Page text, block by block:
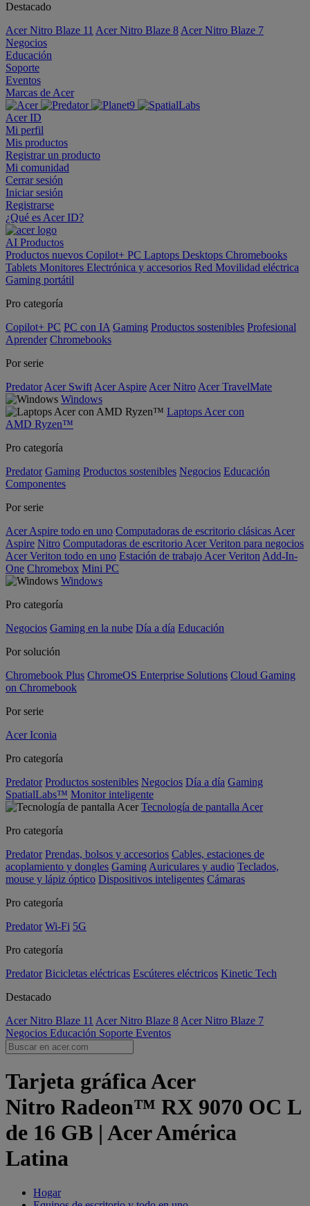
Destacado
Acer Nitro Blaze 11 Acer Nitro Blaze 8 Acer Nitro Blaze 7
Negocios
Educación
Soporte
Eventos
Marcas de Acer
Acer ID
Mi perfil
Mis productos
Registrar un producto
Mi comunidad
Cerrar sesión
Iniciar sesión
Registrarse
¿Qué es Acer ID?
AI Productos
Productos nuevos Copilot+ PC Laptops Desktops Chromebooks
Tablets Monitores Electrónica y accesorios Red Movilidad eléctrica
Gaming portátil
Pro categoría
Copilot+ PC PC con IA Gaming Productos sostenibles Profesional
Aprender Chromebooks
Por serie
Predator Acer Swift Acer Aspire Acer Nitro Acer TravelMate
Windows
Laptops Acer con
AMD Ryzen™
Pro categoría
Predator Gaming Productos sostenibles Negocios Educación
Componentes
Por serie
Acer Aspire todo en uno Computadoras de escritorio clásicas Acer
Aspire Nitro Computadoras de escritorio Acer Veriton para negocios
Acer Veriton todo en uno Estación de trabajo Acer Veriton Add-In-
One Chromebox Mini PC
Windows
Pro categoría
Negocios Gaming en la nube Día a día Educación
Por solución
Chromebook Plus ChromeOS Enterprise Solutions Cloud Gaming
on Chromebook
Por serie
Acer Iconia
Pro categoría
Predator Productos sostenibles Negocios Día a día Gaming
SpatialLabs™ Monitor inteligente
Tecnología de pantalla Acer
Pro categoría
Predator Prendas, bolsos y accesorios Cables, estaciones de
acoplamiento y dongles Gaming Auriculares y audio Teclados,
mouse y lápiz óptico Dispositivos inteligentes Cámaras
Pro categoría
Predator Wi-Fi 5G
Pro categoría
Predator Bicicletas eléctricas Escúteres eléctricos Kinetic Tech
Destacado
Acer Nitro Blaze 11 Acer Nitro Blaze 8 Acer Nitro Blaze 7
Negocios Educación Soporte Eventos
Tarjeta gráfica Acer
Nitro Radeon™ RX 9070 OC L
de 16 GB | Acer América
Latina
Hogar